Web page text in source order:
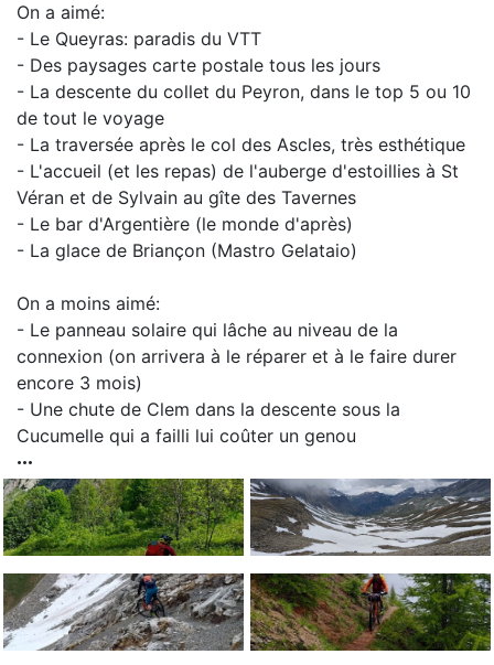
On a aimé:
- Le Queyras: paradis du VTT
- Des paysages carte postale tous les jours
- La descente du collet du Peyron, dans le top 5 ou 10
de tout le voyage
- La traversée après le col des Ascles, très esthétique
- L'accueil (et les repas) de l'auberge d'estoillies à St
Véran et de Sylvain au gîte des Tavernes
- Le bar d'Argentière (le monde d'après)
- La glace de Briançon (Mastro Gelataio)
On a moins aimé:
- Le panneau solaire qui lâche au niveau de la
connexion (on arrivera à le réparer et à le faire durer
encore 3 mois)
- Une chute de Clem dans la descente sous la
Cucumelle qui a failli lui coûter un genou